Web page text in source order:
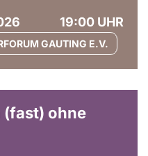
19:00 UHR
GAUTING E.V.
(fast) ohne